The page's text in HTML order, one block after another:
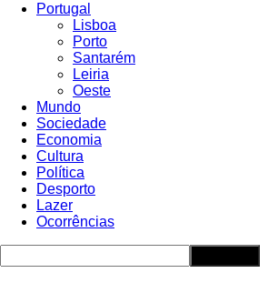
Portugal
Lisboa
Porto
Santarém
Leiria
Oeste
Mundo
Sociedade
Economia
Cultura
Política
Desporto
Lazer
Ocorrências